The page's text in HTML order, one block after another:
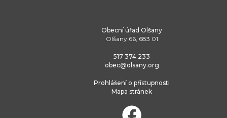
Obecní úřad Olšany
Olšany 66, 683 01
517 374 233
obec@olsany.org
Prohlášení o přístupnosti
Mapa stránek